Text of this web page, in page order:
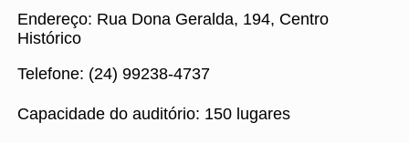
Endereço: Rua Dona Geralda, 194, Centro
Histórico
Telefone: (24) 99238-4737
Capacidade do auditório: 150 lugares